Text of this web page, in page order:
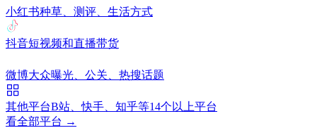
小红书种草、测评、生活方式
抖音短视频和直播带货
微博大众曝光、公关、热搜话题
其他平台B站、快手、知乎等14个以上平台
看全部平台 →